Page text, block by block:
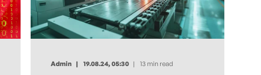
Admin 19.08.24, 05:30 13 min read